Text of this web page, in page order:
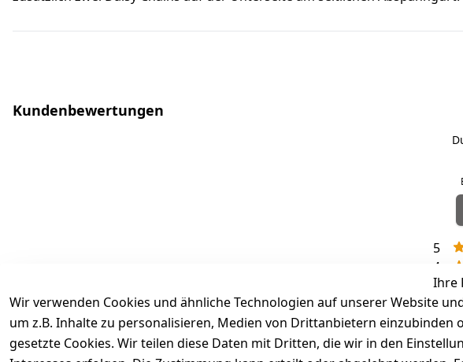
Kundenbewertungen
5
4
3
2
1
Ihre
Wir verwenden Cookies und ähnliche Technologien auf unserer Website
um z.B. Inhalte zu personalisieren, Medien von Drittanbietern
gesetzte Cookies. Wir teilen diese Daten mit Dritten, die wir in den